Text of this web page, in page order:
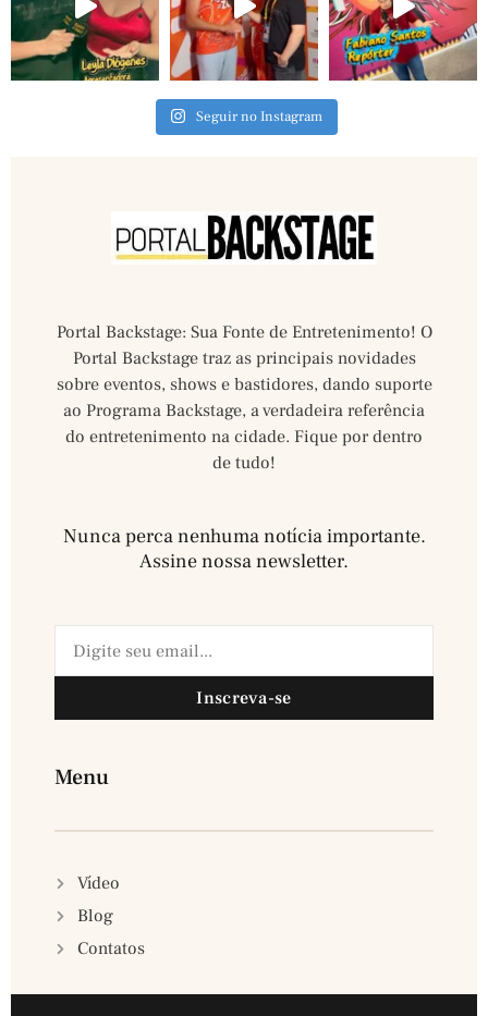
Seguir no Instagram
Portal Backstage: Sua Fonte de Entretenimento! O
Portal Backstage traz as principais novidades
sobre eventos, shows e bastidores, dando suporte
ao Programa Backstage, a verdadeira referência
do entretenimento na cidade. Fique por dentro
de tudo!
Nunca perca nenhuma notícia importante.
Assine nossa newsletter.​
Inscreva-se
Menu
Vídeo
Blog
Contatos